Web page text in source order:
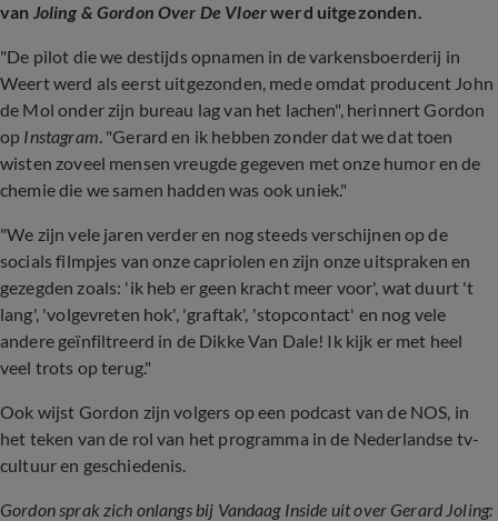
van Joling & Gordon Over De Vloerwerd uitgezonden.
"De pilot die we destijds opnamen in de varkensboerderij in
Weert werd als eerst uitgezonden, mede omdat producent John
de Mol onder zijn bureau lag van het lachen", herinnert Gordon
op Instagram. "Gerard en ik hebben zonder dat we dat toen
wisten zoveel mensen vreugde gegeven met onze humor en de
chemie die we samen hadden was ook uniek."
"We zijn vele jaren verder en nog steeds verschijnen op de
socials filmpjes van onze capriolen en zijn onze uitspraken en
gezegden zoals: 'ik heb er geen kracht meer voor', wat duurt 't
lang', 'volgevreten hok', 'graftak', 'stopcontact' en nog vele
andere geïnfiltreerd in de Dikke Van Dale! Ik kijk er met heel
veel trots op terug."
Ook wijst Gordon zijn volgers op een podcast van de NOS, in
het teken van de rol van het programma in de Nederlandse tv-
cultuur en geschiedenis.
Gordon sprak zich onlangs bij Vandaag Inside uit over Gerard Joling: